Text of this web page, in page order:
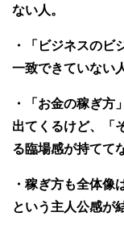
ない人。
・「ビジネスのビ
一致できていない
・「お金の稼ぎ方
出てくるけど、「
る臨場感が持てて
・稼ぎ方も全体像
という主人公感が